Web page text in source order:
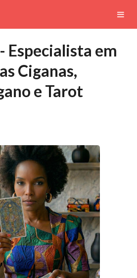
Especialista em
Ciganas,
e Tarot